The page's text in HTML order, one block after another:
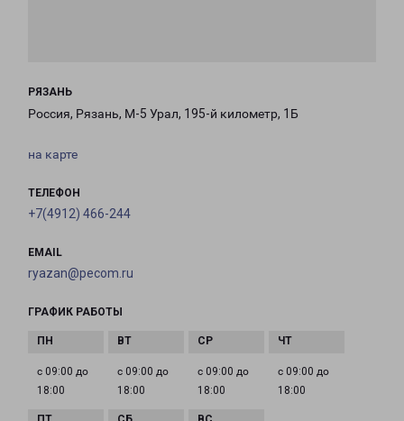
РЯЗАНЬ
Россия, Рязань, М-5 Урал, 195-й километр, 1Б
на карте
ТЕЛЕФОН
+7(4912) 466-244
EMAIL
ryazan@pecom.ru
ГРАФИК РАБОТЫ
с 09:00 до
18:00
с 09:00 до
18:00
с 09:00 до
18:00
с 09:00 до
18:00